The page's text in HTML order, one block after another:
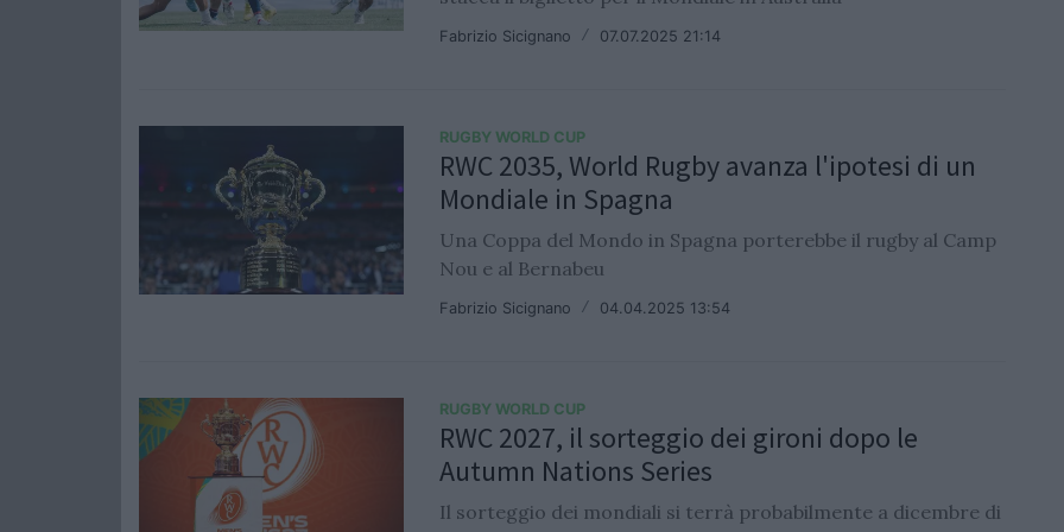
Fabrizio Sicignano / 07.07.2025 21:14
RUGBY WORLD CUP
RWC 2035, World Rugby avanza l'ipotesi di un
Mondiale in Spagna
Una Coppa del Mondo in Spagna porterebbe il rugby al Camp
Nou e al Bernabeu
Fabrizio Sicignano / 04.04.2025 13:54
RUGBY WORLD CUP
RWC 2027, il sorteggio dei gironi dopo le
Autumn Nations Series
Il sorteggio dei mondiali si terrà probabilmente a dicembre di